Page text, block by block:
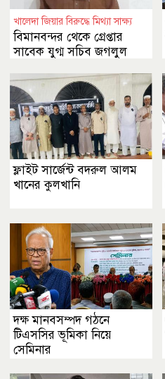
খালেদা জিয়ার বিরুদ্ধে মিথ্যা সাক্ষ্য
বিমানবন্দর থেকে গ্রেপ্তার
সাবেক যুগ্ম সচিব জগলুল
ফ্লাইট সার্জেন্ট বদরুল আলম
খানের কুলখানি
দক্ষ মানবসম্পদ গঠনে
টিএসসির ভূমিকা নিয়ে
সেমিনার